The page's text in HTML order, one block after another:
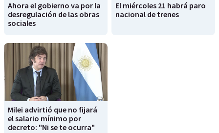
Ahora el gobierno va por la
desregulación de las obras
sociales
El miércoles 21 habrá paro
nacional de trenes
Milei advirtió que no fijará
el salario mínimo por
decreto: "Ni se te ocurra"